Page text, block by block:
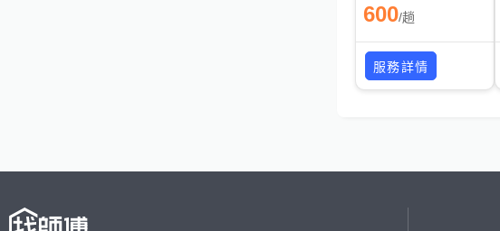
600/趟
服務詳情